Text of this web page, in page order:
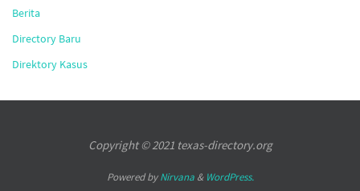
Berita
Directory Baru
Direktory Kasus
Copyright © 2021 texas-directory.org
Powered byNirvana& WordPress.